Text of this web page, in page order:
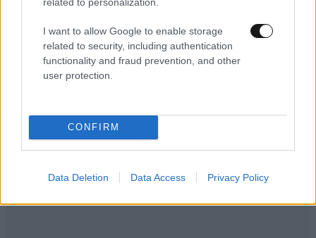
I want to allow Google to enable storage
related to security, including authentication
functionality and fraud prevention, and other
user protection.
CONFIRM
Data Deletion Data Access Privacy Policy
ΣΧΌΛΙΑ ΑΝΑΓΝΩΣΤΏΝ
ΠΡΟΣΘΕΣΤΕ ΤΟ ΣΧΟΛΙΟ ΣΑΣ